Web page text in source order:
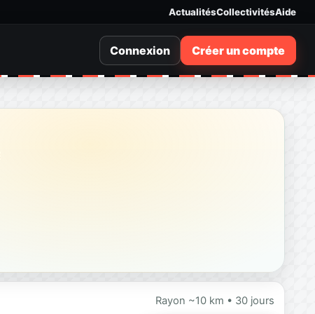
ActualitésCollectivitésAide
Connexion Créer un compte
Rayon ~10 km • 30 jours